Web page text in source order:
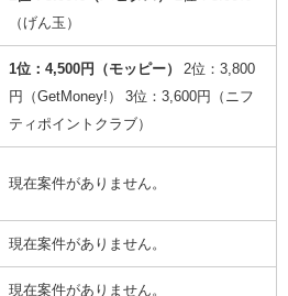
（げん玉）
1位：4,500円（モッピー）
2位：3,800
円（GetMoney!）
3位：3,600円（ニフ
ティポイントクラブ）
現在案件がありません。
現在案件がありません。
現在案件がありません。